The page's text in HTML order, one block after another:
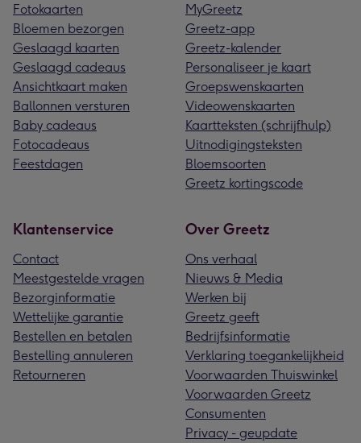
Fotokaarten
Bloemen bezorgen
Geslaagd kaarten
Geslaagd cadeaus
Ansichtkaart maken
Ballonnen versturen
Baby cadeaus
Fotocadeaus
Feestdagen
MyGreetz
Greetz-app
Greetz-kalender
Personaliseer je kaart
Groepswenskaarten
Videowenskaarten
Kaartteksten (schrijfhulp)
Uitnodigingsteksten
Bloemsoorten
Greetz kortingscode
Klantenservice
Contact
Meestgestelde vragen
Bezorginformatie
Wettelijke garantie
Bestellen en betalen
Bestelling annuleren
Retourneren
Over Greetz
Ons verhaal
Nieuws & Media
Werken bij
Greetz geeft
Bedrijfsinformatie
Verklaring toegankelijkheid
Voorwaarden Thuiswinkel
Voorwaarden Greetz
Consumenten
Privacy - geupdate